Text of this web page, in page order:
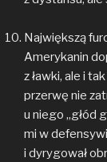
Największą
Amerykanin
z ławki, ale i
przerwę nie
u niego „głód
mi w
i dyrygował